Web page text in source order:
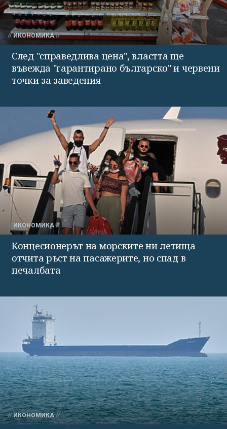
ИКОНОМИКА
След "справедлива цена", властта ще
въвежда "гарантирано българско" и червени
точки за заведения
ИКОНОМИКА
Концесионерът на морските ни летища
отчита ръст на пасажерите, но спад в
печалбата
ИКОНОМИКА